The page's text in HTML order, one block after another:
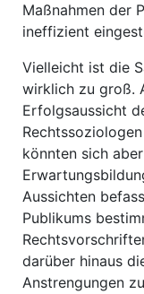
Maßnahmen der
ineffizient
Vielleicht ist die
wirklich zu groß.
Erfolgsaussicht
könnten sich
Aussichten
Publikums
darüber hinaus
Anstrengungen